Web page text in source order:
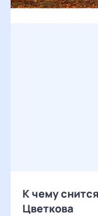
К чему
Цветкова